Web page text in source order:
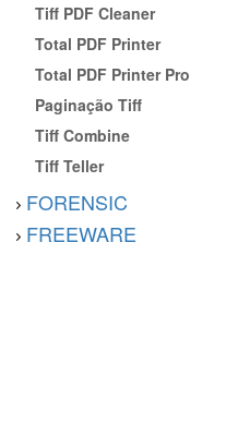
Tiff PDF Cleaner
Total PDF Printer
Total PDF Printer Pro
Paginação Tiff
Tiff Combine
Tiff Teller
FORENSIC
FREEWARE